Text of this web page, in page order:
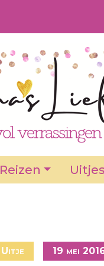
Reizen Uitjes
Uitje 19 mei